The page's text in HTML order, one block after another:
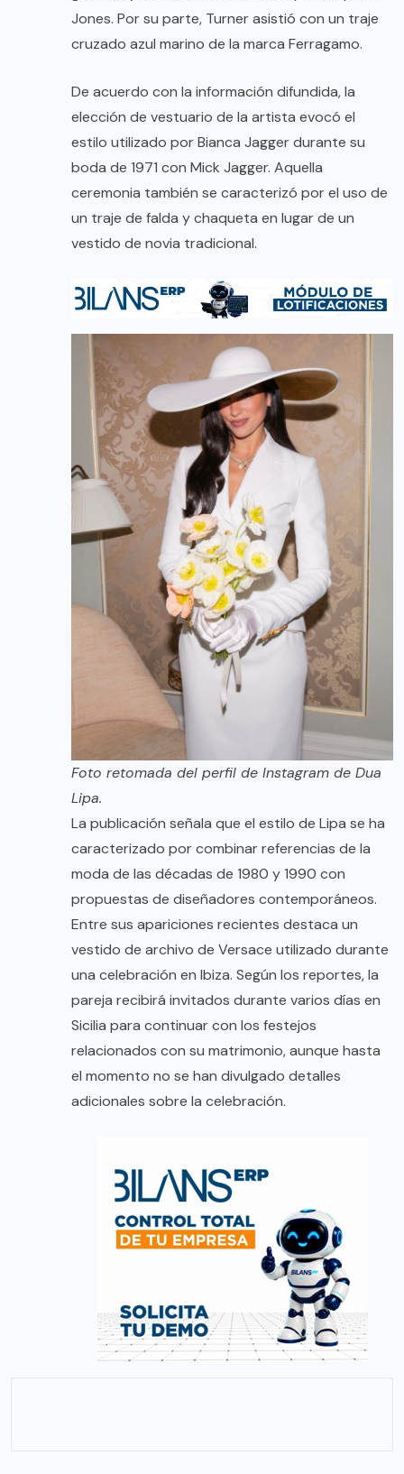
Jones. Por su parte, Turner asistió con un traje
cruzado azul marino de la marca Ferragamo.
De acuerdo con la información difundida, la
elección de vestuario de la artista evocó el
estilo utilizado por Bianca Jagger durante su
boda de 1971 con Mick Jagger. Aquella
ceremonia también se caracterizó por el uso de
un traje de falda y chaqueta en lugar de un
vestido de novia tradicional.
Foto retomada del perfil de Instagram de Dua
Lipa.
La publicación señala que el estilo de Lipa se ha
caracterizado por combinar referencias de la
moda de las décadas de 1980 y 1990 con
propuestas de diseñadores contemporáneos.
Entre sus apariciones recientes destaca un
vestido de archivo de Versace utilizado durante
una celebración en Ibiza. Según los reportes, la
pareja recibirá invitados durante varios días en
Sicilia para continuar con los festejos
relacionados con su matrimonio, aunque hasta
el momento no se han divulgado detalles
adicionales sobre la celebración.